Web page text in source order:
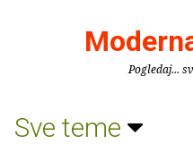
Pogledaj...
Sve teme